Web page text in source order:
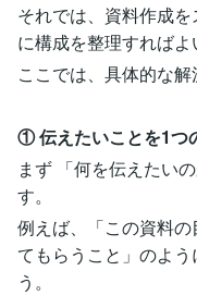
それでは、資料作成
に構成を整理すればよ
ここでは、具体的な解
① 伝えたいことを1つ
まず 「何を伝えたい
す。
例えば、「この資料
てもらうこと」のよ
う。